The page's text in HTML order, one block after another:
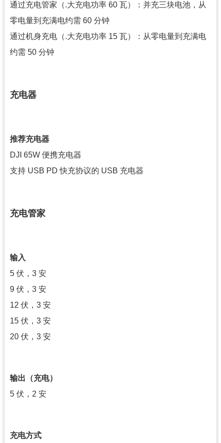
通过充电管家（.大充电功率 60 瓦）：并充三块电池，从
零电量到充满电约需 60 分钟
通过机身充电（.大充电功率 15 瓦）：从零电量到充满电
约需 50 分钟
充电器
推荐充电器
DJI 65W 便携充电器
支持 USB PD 快充协议的 USB 充电器
充电管家
输入
5 伏，3 安
9 伏，3 安
12 伏，3 安
15 伏，3 安
20 伏，3 安
输出（充电）
5 伏，2 安
充电方式